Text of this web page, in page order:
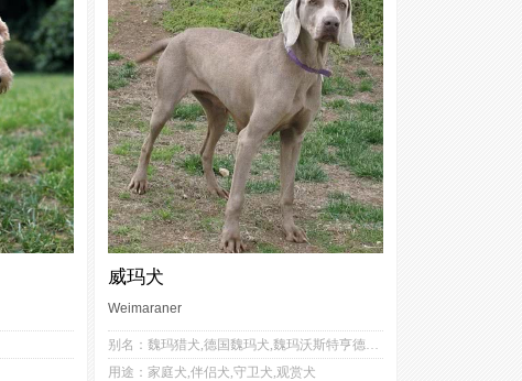
威玛犬
Weimaraner
别名：魏玛猎犬,德国魏玛犬,魏玛沃斯特亨德犬,魏玛犬,德国魏玛,威玛猎犬
用途：家庭犬,伴侣犬,守卫犬,观赏犬
3 2
1 3